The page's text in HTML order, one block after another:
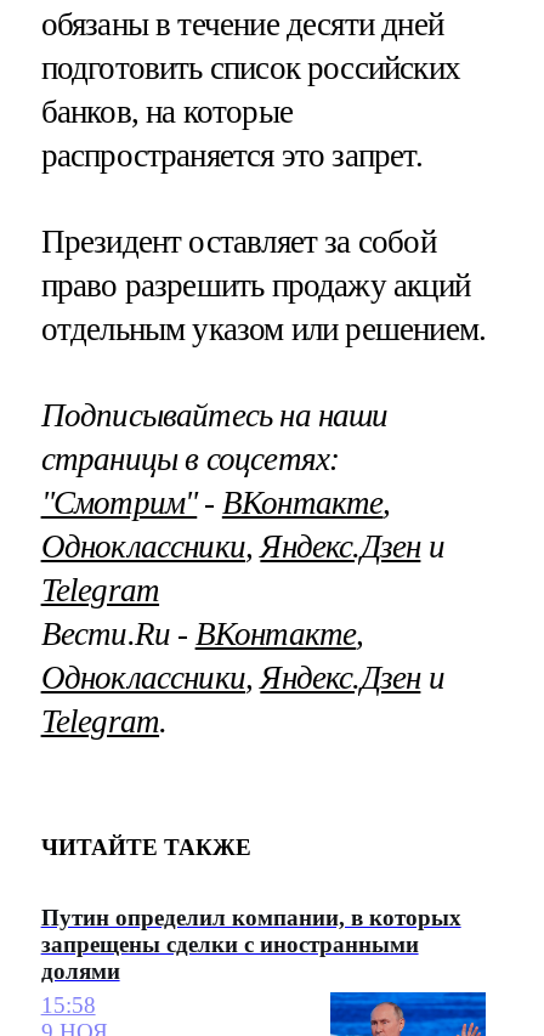
обязаны в течение десяти дней
подготовить список российских
банков, на которые
распространяется это запрет.
Президент оставляет за собой
право разрешить продажу акций
отдельным указом или решением.
Подписывайтесь на наши
страницы в соцсетях:
"Смотрим"‐ ВКонтакте,
Одноклассники, Яндекс.Дзени
Telegram
Вести.Ru ‐ ВКонтакте,
Одноклассники, Яндекс.Дзени
Telegram.
ЧИТАЙТЕ ТАКЖЕ
Путин определил компании, в которых
запрещены сделки с иностранными
долями
15:58